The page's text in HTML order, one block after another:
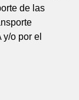
de las
o por el